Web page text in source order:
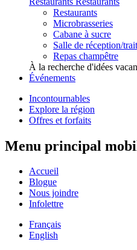
Restaurants
Microbrasseries
Cabane à sucre
Salle de réception/
Repas champêtre
À la recherche d'idées
Événements
Incontournables
Explore la région
Offres et forfaits
Menu principal
Accueil
Blogue
Nous joindre
Infolettre
Français
English